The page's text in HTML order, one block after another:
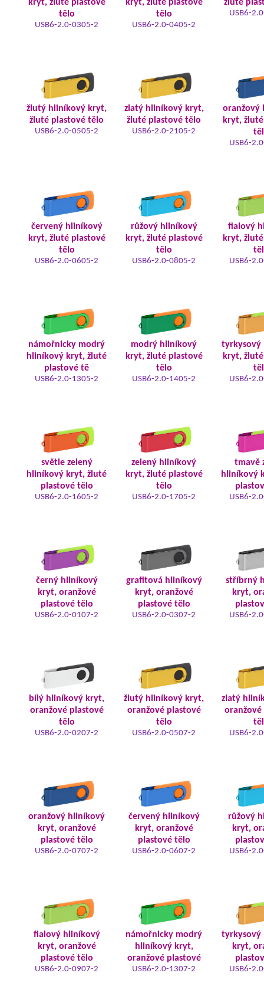
kryt, žluté plastové
tělo
USB6-2.0-0305-2
kryt, žluté plastové
tělo
USB6-2.0-0405-2
žluté
USB6-
žlutý hliníkový kryt,
žluté plastové tělo
USB6-2.0-0505-2
zlatý hliníkový kryt,
žluté plastové tělo
USB6-2.0-2105-2
oranžový
kryt,
USB6-
červený hliníkový
kryt, žluté plastové
tělo
USB6-2.0-0605-2
růžový hliníkový
kryt, žluté plastové
tělo
USB6-2.0-0805-2
fialový
kryt,
USB6-
námořnicky modrý
hliníkový kryt, žluté
plastové tě
USB6-2.0-1305-2
modrý hliníkový
kryt, žluté plastové
tělo
USB6-2.0-1405-2
tyrkysový
kryt,
USB6-
světle zelený
hliníkový kryt, žluté
plastové tělo
USB6-2.0-1605-2
zelený hliníkový
kryt, žluté plastové
tělo
USB6-2.0-1705-2
tmavě
hliníkový
USB6-
černý hliníkový
kryt, oranžové
plastové tělo
USB6-2.0-0107-2
grafitová hliníkový
kryt, oranžové
plastové tělo
USB6-2.0-0307-2
stříbrný
kryt,
USB6-
bílý hliníkový kryt,
oranžové plastové
tělo
USB6-2.0-0207-2
žlutý hliníkový kryt,
oranžové plastové
tělo
USB6-2.0-0507-2
zlatý
oranžové
USB6-
oranžový hliníkový
kryt, oranžové
plastové tělo
USB6-2.0-0707-2
červený hliníkový
kryt, oranžové
plastové tělo
USB6-2.0-0607-2
růžový
kryt,
USB6-
fialový hliníkový
kryt, oranžové
plastové tělo
USB6-2.0-0907-2
námořnicky modrý
hliníkový kryt,
oranžové plastové
USB6-2.0-1307-2
tyrkysový
kryt,
USB6-